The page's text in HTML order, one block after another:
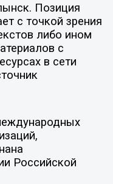
Позиция
с точкой зрения
либо ином
с
в сети
Российской